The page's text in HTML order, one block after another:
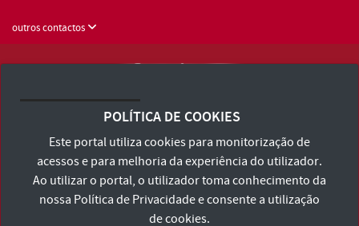
outros contactos
Consulte os Termos e Condições e Política de Privacidade
Declaração de Acessibilidade
POLÍTICA DE COOKIES
Este portal utiliza cookies para monitorização de
acessos e para melhoria da experiência do utilizador.
Ao utilizar o portal, o utilizador toma conhecimento da
nossa Política de Privacidadee consente a utilização
de cookies.